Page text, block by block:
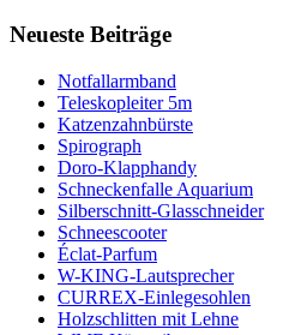
Neueste Beiträge
Notfallarmband
Teleskopleiter 5m
Katzenzahnbürste
Spirograph
Doro-Klapphandy
Schneckenfalle Aquarium
Silberschnitt-Glasschneider
Schneescooter
Éclat-Parfum
W-KING-Lautsprecher
CURREX-Einlegesohlen
Holzschlitten mit Lehne